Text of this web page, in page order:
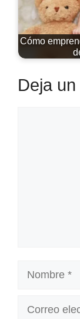
Cómo
Deja
Nombre
Correo